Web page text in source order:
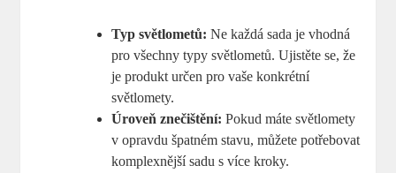
Typ světlometů: Ne každá sada je vhodná
pro všechny typy světlometů. Ujistěte se, že‌
je produkt určen pro vaše konkrétní
světlomety.
Úroveň znečištění: Pokud máte světlomety
v opravdu špatném stavu, můžete potřebovat
komplexnější sadu s více kroky.